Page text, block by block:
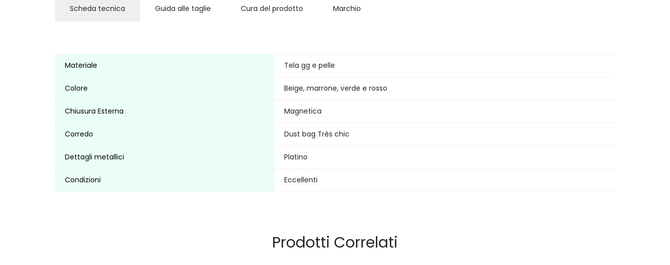
Scheda tecnica Guida alle taglie Cura del prodotto Marchio
Materiale Tela gg e pelle
Colore Beige, marrone, verde e rosso
Chiusura Esterna Magnetica
Corredo Dust bag Très chic
Dettagli metallici Platino
Condizioni Eccellenti
Prodotti Correlati